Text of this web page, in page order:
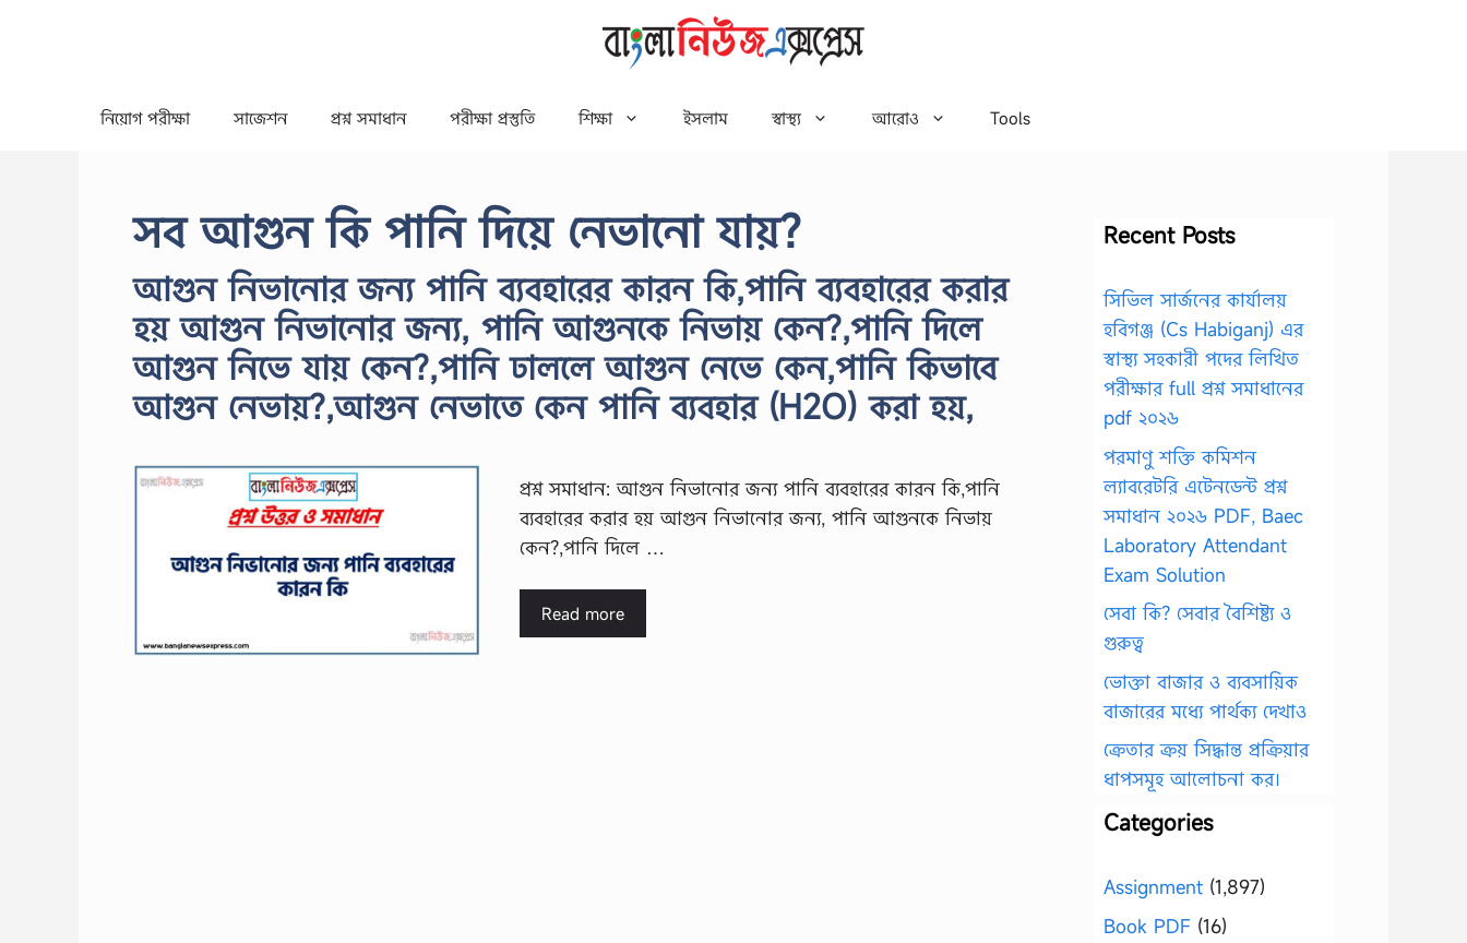
নিয়োগ পরীক্ষা সাজেশন প্রশ্ন সমাধান পরীক্ষা প্রস্তুতি শিক্ষা ইসলাম স্বাস্থ্য আরোও Tools
সব আগুন কি পানি দিয়ে নেভানো যায়?
আগুন নিভানোর জন্য পানি ব্যবহারের কারন কি,পানি ব্যবহারের করার
হয় আগুন নিভানোর জন্য, পানি আগুনকে নিভায় কেন?,পানি দিলে
আগুন নিভে যায় কেন?,পানি ঢাললে আগুন নেভে কেন,পানি কিভাবে
আগুন নেভায়?,আগুন নেভাতে কেন পানি ব্যবহার (H2O) করা হয়,
প্রশ্ন সমাধান: আগুন নিভানোর জন্য পানি ব্যবহারের কারন কি,পানি
ব্যবহারের করার হয় আগুন নিভানোর জন্য, পানি আগুনকে নিভায়
কেন?,পানি দিলে …
Read more
Recent Posts
সিভিল সার্জনের কার্যালয়
হবিগঞ্জ (Cs Habiganj) এর
স্বাস্থ্য সহকারী পদের লিখিত
পরীক্ষার full প্রশ্ন সমাধানের
pdf ২০২৬
পরমাণু শক্তি কমিশন
ল্যাবরেটরি এটেনডেন্ট প্রশ্ন
সমাধান ২০২৬ PDF, Baec
Laboratory Attendant
Exam Solution
সেবা কি? সেবার বৈশিষ্ট্য ও
গুরুত্ব
ভোক্তা বাজার ও ব্যবসায়িক
বাজারের মধ্যে পার্থক্য দেখাও
ক্রেতার ক্রয় সিদ্ধান্ত প্রক্রিয়ার
ধাপসমূহ আলোচনা কর।
Categories
Assignment (1,897)
Book PDF (16)